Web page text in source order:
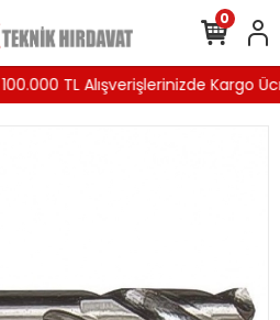
100.000 TL Alışverişlerinizde Kargo
0